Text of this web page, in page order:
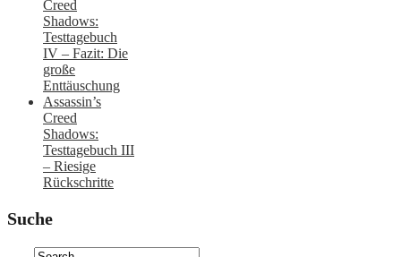
Creed
Shadows:
Testtagebuch
IV – Fazit: Die
große
Enttäuschung
Assassin’s
Creed
Shadows:
Testtagebuch III
– Riesige
Rückschritte
Suche